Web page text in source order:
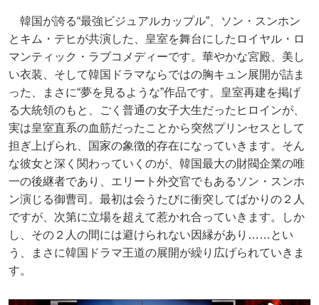
韓国が誇る“最強ビジュアルカップル”、ソン・スンホン
とキム・テヒが共演した、皇室を舞台にしたロイヤル・ロ
マンティック・ラブコメディーです。華やかな宮殿、美し
い衣装、そして韓国ドラマならではの胸キュン展開が詰ま
った、まさに“夢を見るような”作品です。皇室再建を掲げ
る大統領のもと、ごく普通の女子大生だったヒロインが、
実は皇室直系の血筋だったことから突然プリンセスとして
担ぎ上げられ、国家の象徴的存在になっていきます。そん
な彼女と深く関わっていくのが、韓国最大の財閥企業の唯
一の後継者であり、エリート外交官でもあるソン・スンホ
ン演じる御曹司。最初は会うたびに衝突してばかりの２人
ですが、次第に立場を超えて惹かれ合っていきます。しか
し、その２人の間には避けられない因縁があり……とい
う、まさに韓国ドラマ王道の展開が繰り広げられていきま
す。